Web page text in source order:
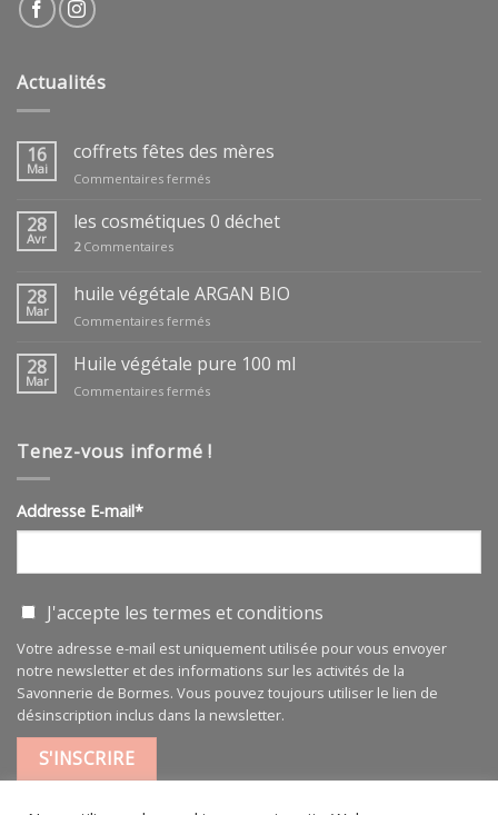
Actualités
16
Mai
coffrets fêtes des mères
Commentaires ferméssur
fêtes
des
28
Avr
les cosmétiques 0 déchet
2Commentaires
28
Mar
huile végétale ARGAN BIO
Commentaires ferméssur
végétale
ARGAN
BIO
28
Mar
Huile végétale pure 100 ml
Commentaires ferméssur
pure
Tenez-vous informé !
Addresse E-mail*
J'accepte les termes et conditions
Votre adresse e-mail est uniquement utilisée pour vous envoyer
notre newsletter et des informations sur les activités de la
Savonnerie de Bormes. Vous pouvez toujours utiliser le lien de
désinscription inclus dans la newsletter.